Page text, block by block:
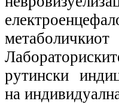
рутински
на